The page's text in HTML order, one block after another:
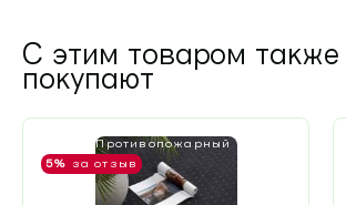
С этим товаром также
покупают
КМ 2 - Противопожарный
5% за отзыв